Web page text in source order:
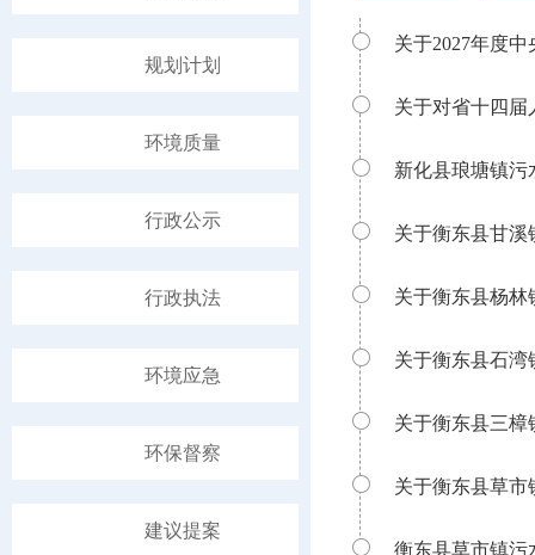
规划计划
环境质量
行政公示
行政执法
环境应急
环保督察
建议提案
关于2027年度
关于对省十四届
新化县琅塘镇污
关于衡东县甘溪
关于衡东县杨林
关于衡东县石湾
关于衡东县三樟
关于衡东县草市
衡东县草市镇污